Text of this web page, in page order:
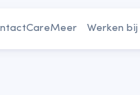
Meer Werken bij